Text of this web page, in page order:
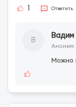
Ответить
В
Вадим
Аноним
Можно